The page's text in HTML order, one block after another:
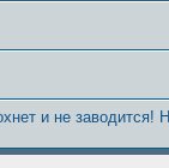
и не заводится!